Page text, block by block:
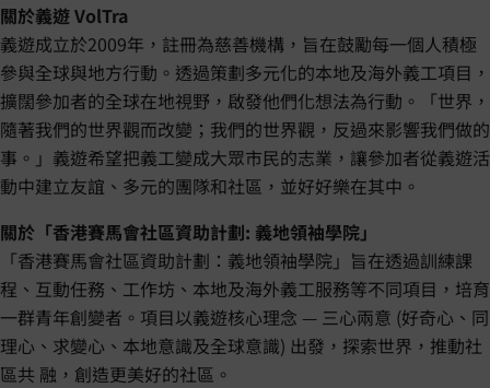
關於義遊 VolTra
義遊成立於2009年，註冊為慈善機構，旨在鼓勵每一個人積極
參與全球與地方行動。透過策劃多元化的本地及海外義工項目，
擴闊參加者的全球在地視野，啟發他們化想法為行動。「世界，
隨著我們的世界觀而改變；我們的世界觀，反過來影響我們做的
事。」義遊希望把義工變成大眾市民的志業，讓參加者從義遊活
動中建立友誼、多元的團隊和社區，並好好樂在其中。
關於「香港賽馬會社區資助計劃: 義地領袖學院」
「香港賽馬會社區資助計劃：義地領袖學院」旨在透過訓練課
程、互動任務、工作坊、本地及海外義工服務等不同項目，培育
一群青年創變者。項目以義遊核心理念 — 三心兩意 (好奇心、同
理心、求變心、本地意識及全球意識) 出發，探索世界，推動社
區共 融，創造更美好的社區。